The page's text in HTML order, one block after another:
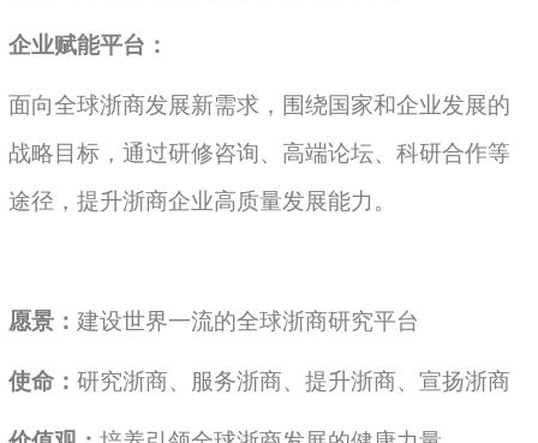
企业赋能平台：
面向全球浙商发展新需求，围绕国家和企业发展的
战略目标，通过研修咨询、高端论坛、科研合作等
途径，提升浙商企业高质量发展能力。
愿景： 建设世界一流的全球浙商研究平台
使命： 研究浙商、服务浙商、提升浙商、宣扬浙商